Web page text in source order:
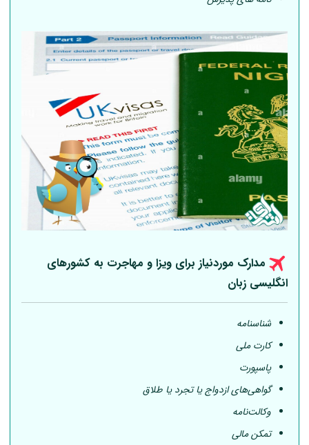
مدارک موردنیاز برای ویزا و مهاجرت به کشورهای
انگلیسی زبان
شناسنامه
کارت ملی
پاسپورت
گواهی‌های ازدواج یا تجرد یا طلاق
وکالت‌نامه
تمکن مالی